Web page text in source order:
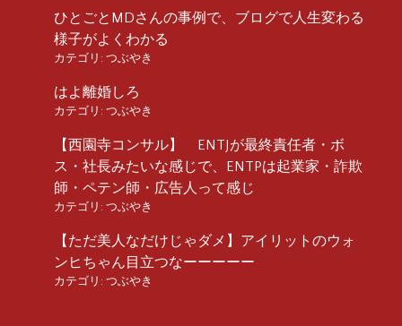
ひとごとMDさんの事例で、ブログで人生変わる
様子がよくわかる
カテゴリ: つぶやき
はよ離婚しろ
カテゴリ: つぶやき
【西園寺コンサル】 ENTJが最終責任者・ボ
ス・社長みたいな感じで、ENTPは起業家・詐欺
師・ペテン師・広告人って感じ
カテゴリ: つぶやき
【ただ美人なだけじゃダメ】アイリットのウォ
ンヒちゃん目立つなーーーーー
カテゴリ: つぶやき